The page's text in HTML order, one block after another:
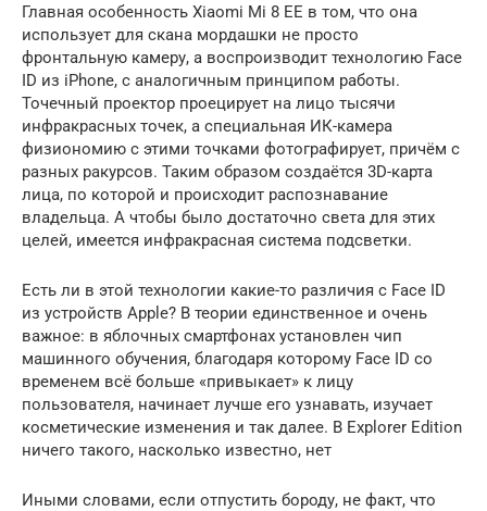
Главная особенность Xiaomi Mi 8 EE в том, что она
использует для скана мордашки не просто
фронтальную камеру, а воспроизводит технологию Face
ID из iPhone, с аналогичным принципом работы.
Точечный проектор проецирует на лицо тысячи
инфракрасных точек, а специальная ИК-камера
физиономию с этими точками фотографирует, причём с
разных ракурсов. Таким образом создаётся 3D-карта
лица, по которой и происходит распознавание
владельца. А чтобы было достаточно света для этих
целей, имеется инфракрасная система подсветки.
Есть ли в этой технологии какие-то различия с Face ID
из устройств Apple? В теории единственное и очень
важное: в яблочных смартфонах установлен чип
машинного обучения, благодаря которому Face ID со
временем всё больше «привыкает» к лицу
пользователя, начинает лучше его узнавать, изучает
косметические изменения и так далее. В Explorer Edition
ничего такого, насколько известно, нет
Иными словами, если отпустить бороду, не факт, что